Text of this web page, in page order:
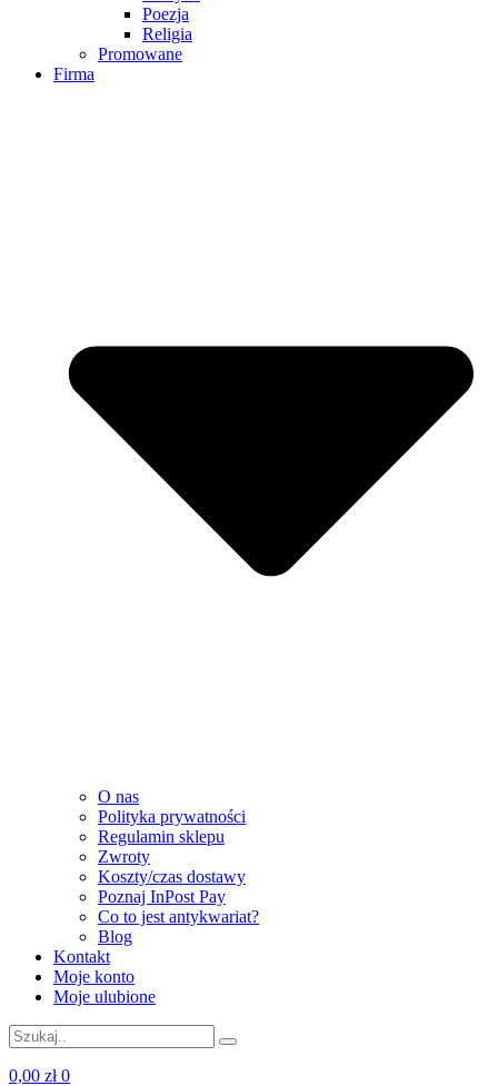
Poezja
Religia
Promowane
Firma
O nas
Polityka prywatności
Regulamin sklepu
Zwroty
Koszty/czas dostawy
Poznaj InPost Pay
Co to jest antykwariat?
Blog
Kontakt
Moje konto
Moje ulubione
0,00 zł 0